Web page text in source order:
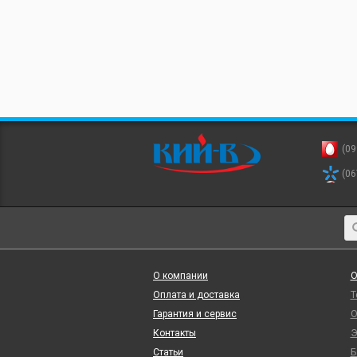
О компании
Оплата и доставка
Гарантия и сервис
Контакты
Статьи